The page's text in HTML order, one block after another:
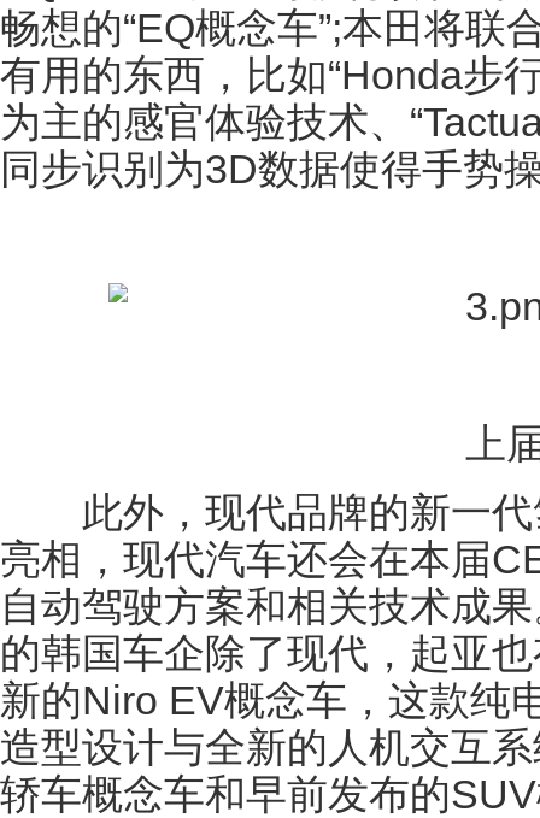
畅想的“EQ概念车”;本田将联
有用的东西，比如“Honda步
为主的感官体验技术、
同步识别为3D数据使得手势
上届
此外，现代品牌的新一代
亮相，现代汽车还会在本届
自动驾驶方案和相关技术成
的韩国车企除了现代，起亚
新的Niro EV概念车，这款纯
造型设计与全新的人机交互
轿车概念车和早前发布的